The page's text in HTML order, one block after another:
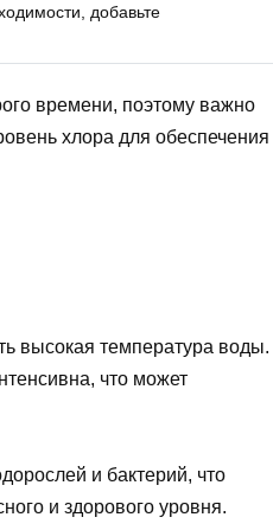
добавьте
времени, поэтому важно
хлора для обеспечения
высокая температура воды.
что может
и бактерий, что
и здорового уровня.